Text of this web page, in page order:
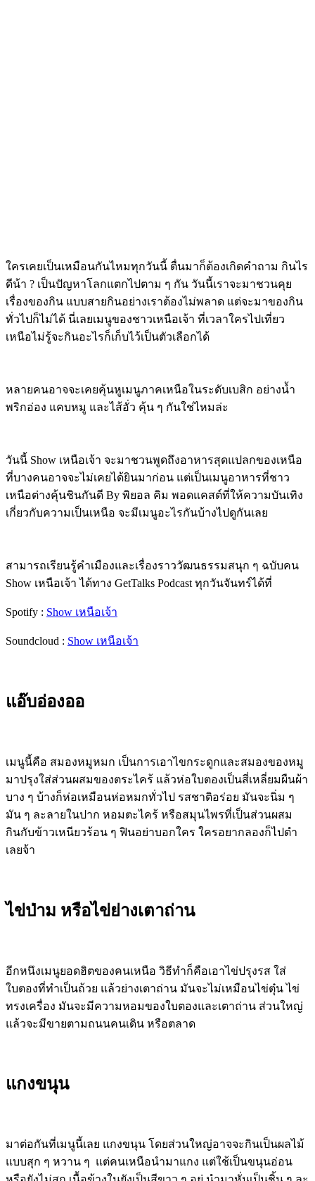
ใครเคยเป็นเหมือนกันไหมทุกวันนี้ ตื่นมาก็ต้องเกิดคำถาม กินไร
ดีน้า ? เป็นปัญหาโลกแตกไปตาม ๆ กัน วันนี้เราจะมาชวนคุย
เรื่องของกิน แบบสายกินอย่างเราต้องไม่พลาด แต่จะมาของกิน
ทั่วไปก็ไม่ได้ นี่เลยเมนูของชาวเหนือเจ้า ที่เวลาใครไปเที่ยว
เหนือไม่รู้จะกินอะไรก็เก็บไว้เป็นตัวเลือกได้
หลายคนอาจจะเคยคุ้นหูเมนูภาคเหนือในระดับเบสิก อย่างน้ำ
พริกอ่อง แคบหมู และไส้อั่ว คุ้น ๆ กันใช่ไหมล่ะ
วันนี้ Show เหนือเจ้า จะมาชวนพูดถึงอาหารสุดแปลกของเหนือ
ที่บางคนอาจจะไม่เคยได้ยินมาก่อน แต่เป็นเมนูอาหารที่ชาว
เหนือต่างคุ้นชินกันดี By พิยอล คิม พอดแคสต์ที่ให้ความบันเทิง
เกี่ยวกับความเป็นเหนือ จะมีเมนูอะไรกันบ้างไปดูกันเลย
สามารถเรียนรู้คำเมืองและเรื่องราววัฒนธรรมสนุก ๆ ฉบับคน
Show เหนือเจ้า ได้ทาง GetTalks Podcast ทุกวันจันทร์ได้ที่
Spotify : Show เหนือเจ้า
Soundcloud : Show เหนือเจ้า
แอ๊บอ่องออ
เมนูนี้คือ สมองหมูหมก เป็นการเอาไขกระดูกและสมองของหมู
มาปรุงใส่ส่วนผสมของตระไคร้ แล้วห่อใบตองเป็นสี่เหลี่ยมผืนผ้า
บาง ๆ บ้างก็ห่อเหมือนห่อหมกทั่วไป รสชาติอร่อย มันจะนิ่ม ๆ
มัน ๆ ละลายในปาก หอมตะไคร้ หรือสมุนไพรที่เป็นส่วนผสม
กินกับข้าวเหนียวร้อน ๆ ฟินอย่าบอกใคร ใครอยากลองก็ไปตำ
เลยจ้า
ไข่ป่าม หรือไข่ย่างเตาถ่าน
อีกหนึงเมนูยอดฮิตของคนเหนือ วิธีทำก็คือเอาไข่ปรุงรส ใส่
ใบตองที่ทำเป็นถ้วย แล้วย่างเตาถ่าน มันจะไม่เหมือนไข่ตุ๋น ไข่
ทรงเครื่อง มันจะมีความหอมของใบตองและเตาถ่าน ส่วนใหญ่
แล้วจะมีขายตามถนนคนเดิน หรือตลาด
แกงขนุน
มาต่อกันที่เมนูนี้เลย แกงขนุน โดยส่วนใหญ่อาจจะกินเป็นผลไม้
แบบสุก ๆ หวาน ๆ แต่คนเหนือนำมาแกง แต่ใช้เป็นขนุนอ่อน